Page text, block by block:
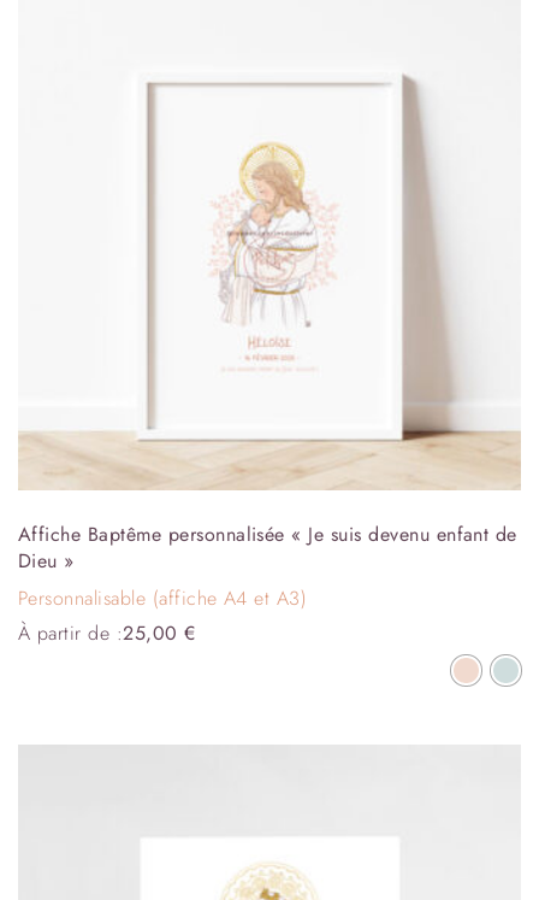
Affiche Baptême personnalisée « Je suis devenu enfant de
Dieu »
Personnalisable (affiche A4 et A3)
À partir de :25,00€